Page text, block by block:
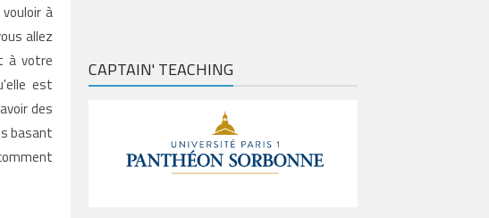
à
allez
à votre
est
des
basant
CAPTAIN' TEACHING